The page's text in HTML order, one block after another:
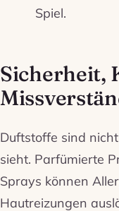
Spiel.
Sicherheit,
Duftstoffe sind
sieht. Parfümierte
Sprays können
Hautreizungen